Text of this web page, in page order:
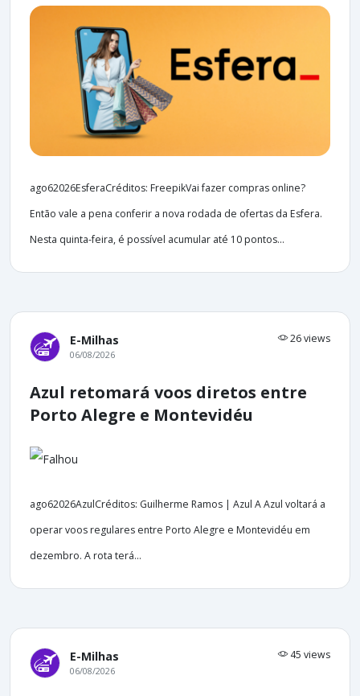
ago62026EsferaCréditos: FreepikVai fazer compras online?
Então vale a pena conferir a nova rodada de ofertas da Esfera.
Nesta quinta-feira, é possível acumular até 10 pontos...
E-Milhas 26 views
06/08/2026
Azul retomará voos diretos entre
Porto Alegre e Montevidéu
ago62026AzulCréditos: Guilherme Ramos | Azul A Azul voltará a
operar voos regulares entre Porto Alegre e Montevidéu em
dezembro. A rota terá...
E-Milhas 45 views
06/08/2026